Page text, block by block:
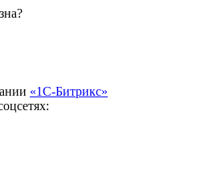
«1С-Битрикс»